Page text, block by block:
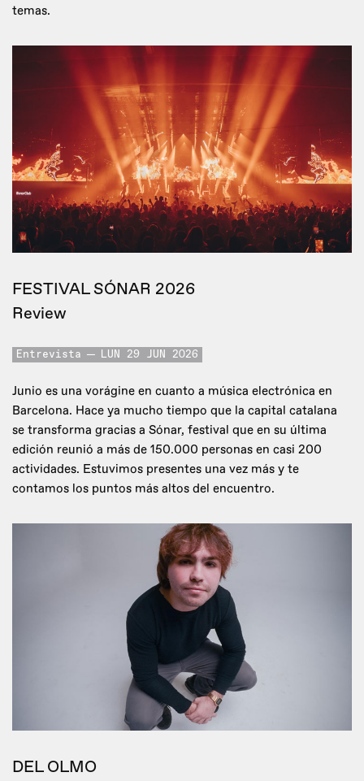
temas.
FESTIVAL SÓNAR 2026
Review
Entrevista LUN 29 JUN 2026
Junio es una vorágine en cuanto a música electrónica en
Barcelona. Hace ya mucho tiempo que la capital catalana
se transforma gracias a Sónar, festival que en su última
edición reunió a más de 150.000 personas en casi 200
actividades. Estuvimos presentes una vez más y te
contamos los puntos más altos del encuentro.
DEL OLMO